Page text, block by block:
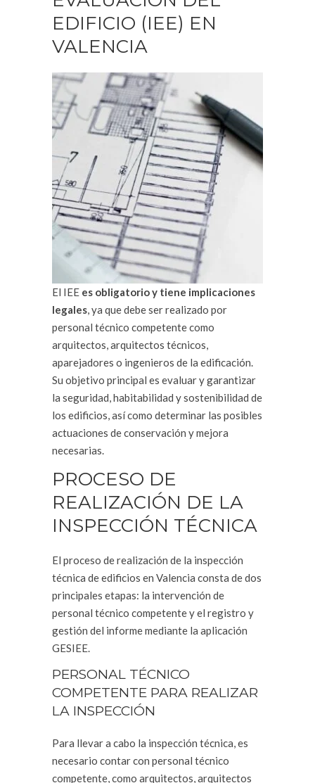
EDIFICIO (IEE) EN
VALENCIA
El IEE es obligatorio y tiene implicaciones
legales, ya que debe ser realizado por
personal técnico competente como
arquitectos, arquitectos técnicos,
aparejadores o ingenieros de la edificación.
Su objetivo principal es evaluar y garantizar
la seguridad, habitabilidad y sostenibilidad de
los edificios, así como determinar las posibles
actuaciones de conservación y mejora
necesarias.
PROCESO DE
REALIZACIÓN DE LA
INSPECCIÓN TÉCNICA
El proceso de realización de la inspección
técnica de edificios en Valencia consta de dos
principales etapas: la intervención de
personal técnico competente y el registro y
gestión del informe mediante la aplicación
GESIEE.
PERSONAL TÉCNICO
COMPETENTE PARA REALIZAR
LA INSPECCIÓN
Para llevar a cabo la inspección técnica, es
necesario contar con personal técnico
competente, como arquitectos, arquitectos